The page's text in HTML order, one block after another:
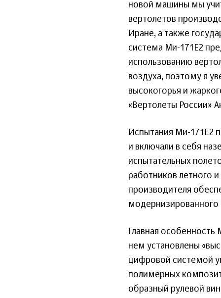
новой машины мы
вертолетов
Иране, а также
система Ми-171Е2
использованию
воздуха, поэтому я
высокогорья и
«Вертолеты России»
Испытания Ми-171Е2
и включали в себя
испытательных
работников летного
производителя
модернизированного
Главная
нем установлены
цифровой системой
полимерных
образный рулевой